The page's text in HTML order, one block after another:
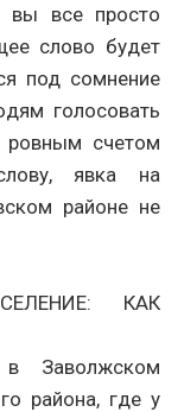
вы все просто
слово будет
под сомнение
голосовать
ровным счетом
явка на
районе не
КАК
в Заволжском
района, где у